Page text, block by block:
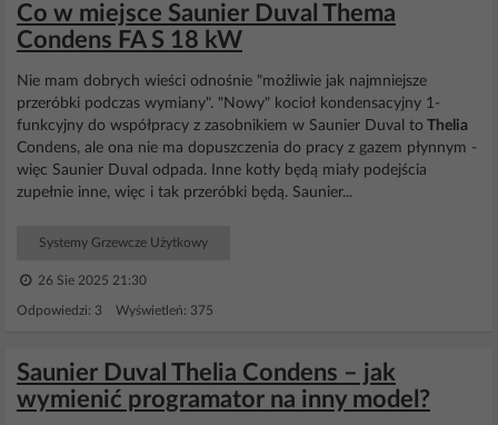
Co w miejsce Saunier Duval Thema
Condens FA S 18 kW
Nie mam dobrych wieści odnośnie "możliwie jak najmniejsze
przeróbki podczas wymiany". "Nowy" kocioł kondensacyjny 1-
funkcyjny do współpracy z zasobnikiem w Saunier Duval to Thelia
Condens, ale ona nie ma dopuszczenia do pracy z gazem płynnym -
więc Saunier Duval odpada. Inne kotły będą miały podejścia
zupełnie inne, więc i tak przeróbki będą. Saunier...
Systemy Grzewcze Użytkowy
26 Sie 2025 21:30
Odpowiedzi: 3 Wyświetleń: 375
Saunier Duval Thelia Condens – jak
wymienić programator na inny model?